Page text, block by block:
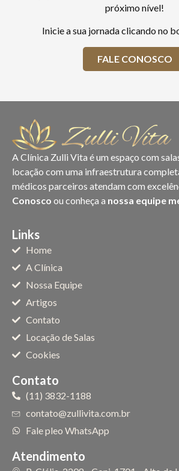
próximo nível!
Inicie a sua jornada clicando no
FALE CONOSCO
A Clínica Zulli Vita é um espaço com
locação com uma infraestrutura
médicos parceiros atendam com
Conosco ou conheça a nossa equipe
Links
Home
A Clínica
Nossa Equipe
Artigos
Contato
Locação de Salas
Cookies
Contato
(11) 3832-1188
contato@zullivita.com.br
Fale pleo WhatsApp
Atendimento